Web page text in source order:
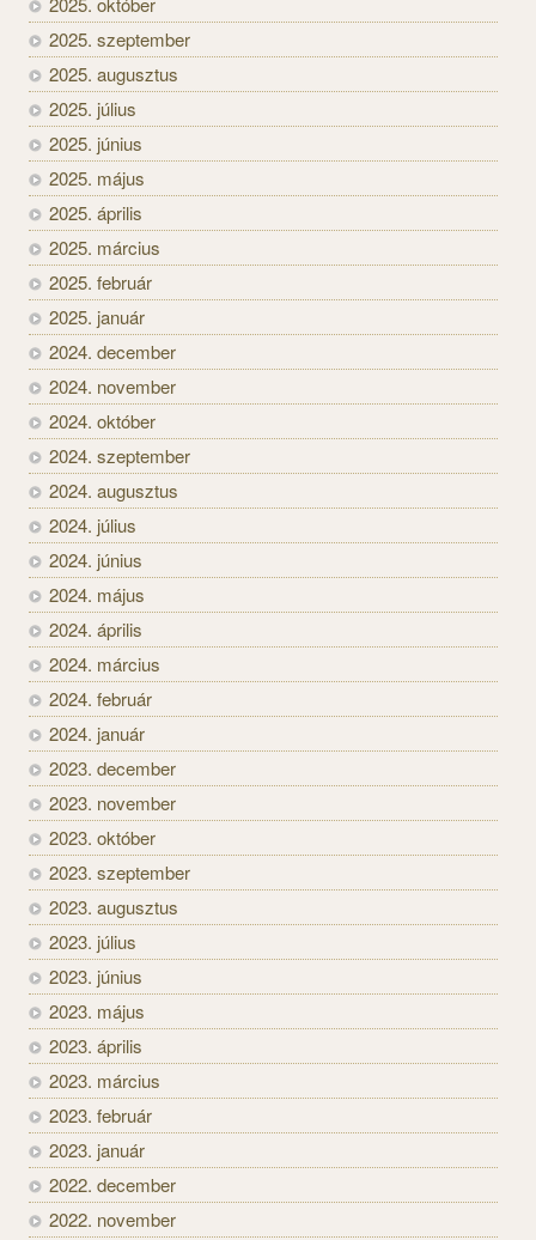
2025. szeptember
2025. augusztus
2025. július
2025. június
2025. május
2025. április
2025. március
2025. február
2025. január
2024. december
2024. november
2024. október
2024. szeptember
2024. augusztus
2024. július
2024. június
2024. május
2024. április
2024. március
2024. február
2024. január
2023. december
2023. november
2023. október
2023. szeptember
2023. augusztus
2023. július
2023. június
2023. május
2023. április
2023. március
2023. február
2023. január
2022. december
2022. november